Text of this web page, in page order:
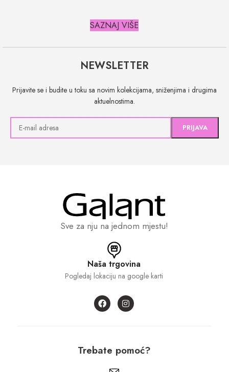
SAZNAJ VIŠE
NEWSLETTER
Prijavite se i budite u toku sa novim kolekcijama, sniženjima i drugima
aktuelnostima.
Sve za nju na jednom mjestu!
Naša trgovina
Pogledaj lokaciju na google karti
Trebate pomoć?